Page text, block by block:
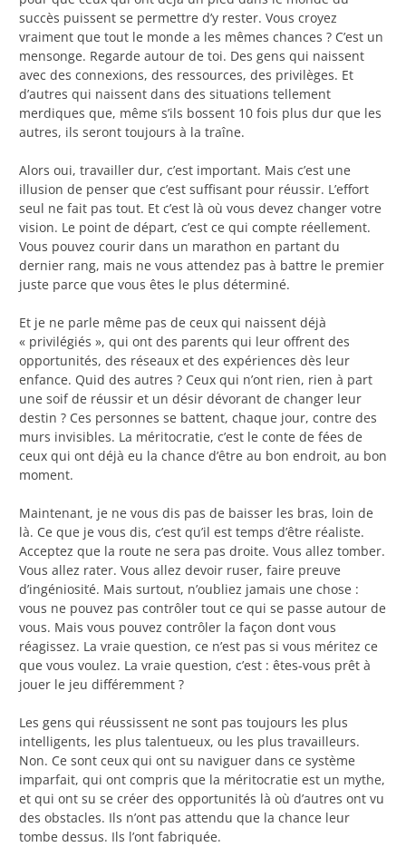
succès puissent se permettre d’y rester. Vous croyez
vraiment que tout le monde a les mêmes chances ? C’est un
mensonge. Regarde autour de toi. Des gens qui naissent
avec des connexions, des ressources, des privilèges. Et
d’autres qui naissent dans des situations tellement
merdiques que, même s’ils bossent 10 fois plus dur que les
autres, ils seront toujours à la traîne.
Alors oui, travailler dur, c’est important. Mais c’est une
illusion de penser que c’est suffisant pour réussir. L’effort
seul ne fait pas tout. Et c’est là où vous devez changer votre
vision. Le point de départ, c’est ce qui compte réellement.
Vous pouvez courir dans un marathon en partant du
dernier rang, mais ne vous attendez pas à battre le premier
juste parce que vous êtes le plus déterminé.
Et je ne parle même pas de ceux qui naissent déjà
« privilégiés », qui ont des parents qui leur offrent des
opportunités, des réseaux et des expériences dès leur
enfance. Quid des autres ? Ceux qui n’ont rien, rien à part
une soif de réussir et un désir dévorant de changer leur
destin ? Ces personnes se battent, chaque jour, contre des
murs invisibles. La méritocratie, c’est le conte de fées de
ceux qui ont déjà eu la chance d’être au bon endroit, au bon
moment.
Maintenant, je ne vous dis pas de baisser les bras, loin de
là. Ce que je vous dis, c’est qu’il est temps d’être réaliste.
Acceptez que la route ne sera pas droite. Vous allez tomber.
Vous allez rater. Vous allez devoir ruser, faire preuve
d’ingéniosité. Mais surtout, n’oubliez jamais une chose :
vous ne pouvez pas contrôler tout ce qui se passe autour de
vous. Mais vous pouvez contrôler la façon dont vous
réagissez. La vraie question, ce n’est pas si vous méritez ce
que vous voulez. La vraie question, c’est : êtes-vous prêt à
jouer le jeu différemment ?
Les gens qui réussissent ne sont pas toujours les plus
intelligents, les plus talentueux, ou les plus travailleurs.
Non. Ce sont ceux qui ont su naviguer dans ce système
imparfait, qui ont compris que la méritocratie est un mythe,
et qui ont su se créer des opportunités là où d’autres ont vu
des obstacles. Ils n’ont pas attendu que la chance leur
tombe dessus. Ils l’ont fabriquée.